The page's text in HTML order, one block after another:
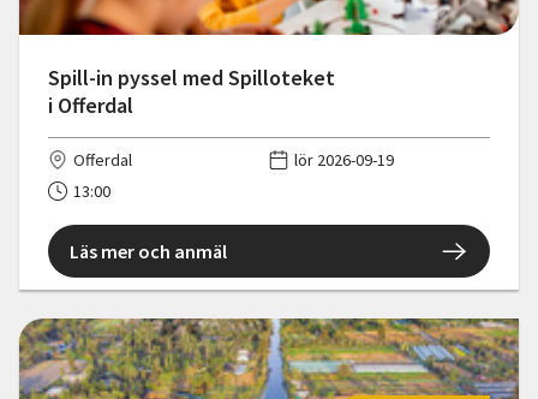
Spill-in pyssel med Spilloteket
i Offerdal
Offerdal
lör 2026-09-19
13:00
Läs mer och anmäl